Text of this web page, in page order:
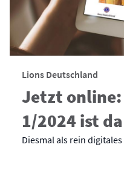
Lions Deutschland
Jetzt online:
1/2024 ist
Diesmal als rein